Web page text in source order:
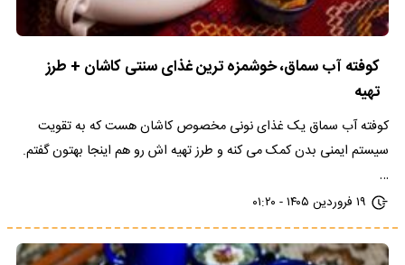
کوفته آب سماق، خوشمزه ترین غذای سنتی کاشان + طرز
تهیه
کوفته آب سماق یک غذای نونی مخصوص کاشان هست که به تقویت
سیستم ایمنی بدن کمک می کنه و طرز تهیه اش رو هم اینجا بهتون گفتم.
…
۱۹ فروردین ۱۴۰۵ - ۰۱:۲۰